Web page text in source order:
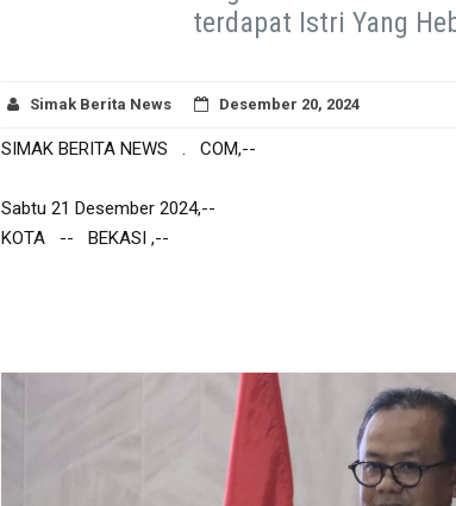
terdapat Istri Yang
Simak Berita News Desember 20, 2024
SIMAK BERITA NEWS . COM,--
Sabtu 21 Desember 2024,--
KOTA -- BEKASI ,--